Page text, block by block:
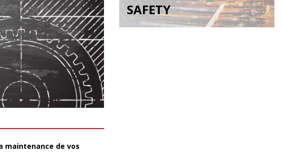
maintenance de vos
SAFETY